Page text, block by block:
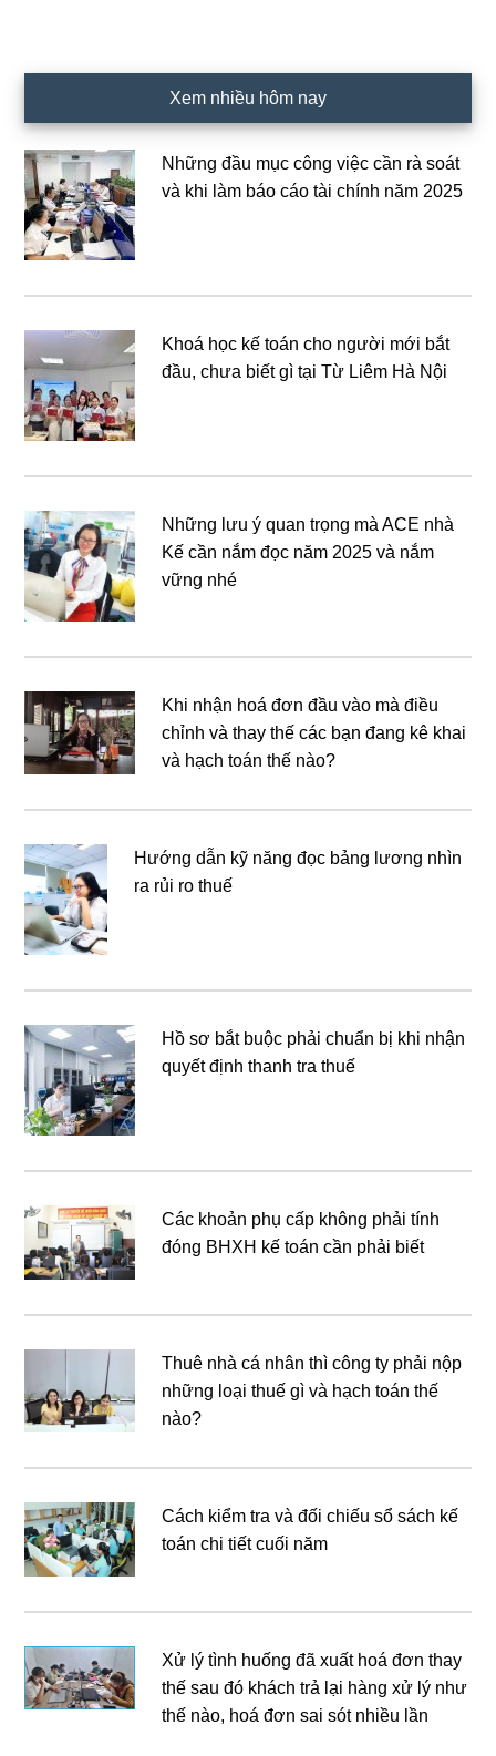
Xem nhiều hôm nay
Những đầu mục công việc cần rà soát
và khi làm báo cáo tài chính năm 2025
Khoá học kế toán cho người mới bắt
đầu, chưa biết gì tại Từ Liêm Hà Nội
Những lưu ý quan trọng mà ACE nhà
Kế cần nắm đọc năm 2025 và nắm
vững nhé
Khi nhận hoá đơn đầu vào mà điều
chỉnh và thay thế các bạn đang kê khai
và hạch toán thế nào?
Hướng dẫn kỹ năng đọc bảng lương nhìn
ra rủi ro thuế
Hồ sơ bắt buộc phải chuẩn bị khi nhận
quyết định thanh tra thuế
Các khoản phụ cấp không phải tính
đóng BHXH kế toán cần phải biết
Thuê nhà cá nhân thì công ty phải nộp
những loại thuế gì và hạch toán thế
nào?
Cách kiểm tra và đối chiếu sổ sách kế
toán chi tiết cuối năm
Xử lý tình huống đã xuất hoá đơn thay
thế sau đó khách trả lại hàng xử lý như
thế nào, hoá đơn sai sót nhiều lần